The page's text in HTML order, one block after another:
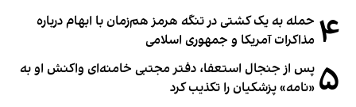
۴ حمله به یک کشتی در تنگه هرمز هم‌زمان با ابهام درباره
مذاکرات آمریکا و جمهوری اسلامی
۵ پس از جنجال استعفا، دفتر مجتبی خامنه‌ای واکنش او به
«نامه» پزشکیان را تکذیب کرد